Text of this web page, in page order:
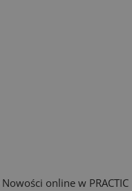
Nowości online w PRACTIC